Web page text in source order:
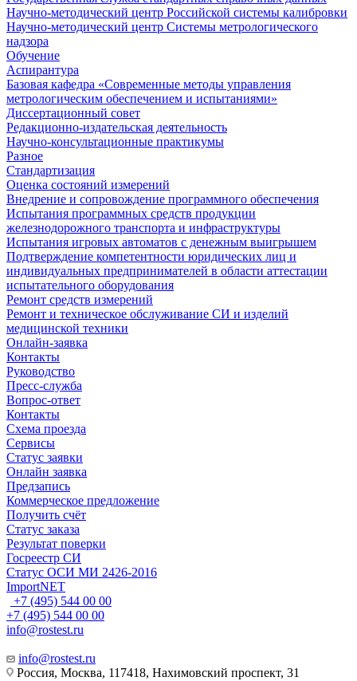
Научно-методический центр Российской системы калибровки
Научно-методический центр Системы метрологического
надзора
Обучение
Аспирантура
Базовая кафедра «Современные методы управления
метрологическим обеспечением и испытаниями»
Диссертационный совет
Редакционно-издательская деятельность
Научно-консультационные практикумы
Разное
Стандартизация
Оценка состояний измерений
Внедрение и сопровождение программного обеспечения
Испытания программных средств продукции
железнодорожного транспорта и инфраструктуры
Испытания игровых автоматов с денежным выигрышем
Подтверждение компетентности юридических лиц и
индивидуальных предпринимателей в области аттестации
испытательного оборудования
Ремонт средств измерений
Ремонт и техническое обслуживание СИ и изделий
медицинской техники
Онлайн-заявка
Контакты
Руководство
Пресс-служба
Вопрос-ответ
Контакты
Схема проезда
Сервисы
Статус заявки
Онлайн заявка
Предзапись
Коммерческое предложение
Получить счёт
Статус заказа
Результат поверки
Госреестр СИ
Статус ОСИ МИ 2426-2016
ImportNET
+7 (495) 544 00 00
+7 (495) 544 00 00
info@rostest.ru
info@rostest.ru
Россия, Москва, 117418, Нахимовский проспект, 31